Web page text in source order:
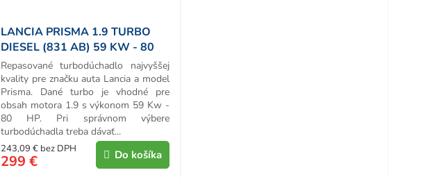
LANCIA PRISMA 1.9 TURBO
DIESEL (831 AB) 59 KW - 80
HP REPAS TURBA
243,09 € bez DPH
299 € Do košíka
Repasované turbodúchadlo najvyššej
kvality pre značku auta Lancia a model
Prisma. Dané turbo je vhodné pre
obsah motora 1.9 s výkonom 59 Kw -
80 HP. Pri správnom výbere
turbodúchadla treba dávať...